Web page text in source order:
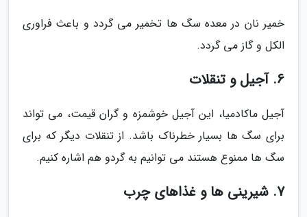
خمیر نان در معده سگ ها تخمیر می گردد و باعث فراوری
الکل و گاز می گردد.
6. آجیل و تنقلات
آجیل ماکادمیا، این آجیل خوشمزه و گران قیمت، می تواند
برای سگ ها بسیار خطرناک باشد. از تنقلات دیگر که برای
سگ ها ممنوع هستند می توانیم به گردو هم اشاره کنیم.
7. شیرینی ها و غذاهای چرب